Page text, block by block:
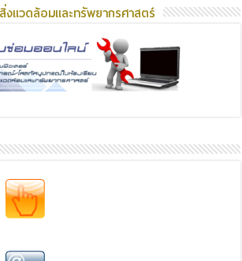
แวดล้อมและทรัพยากรศาสตร์